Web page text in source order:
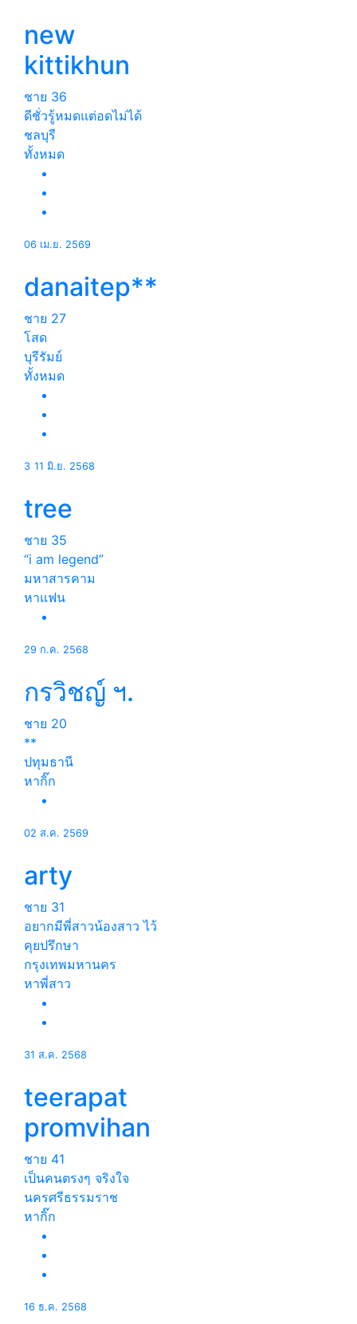
new
kittikhun
ชาย 36
ดีชั่วรู้หมดแต่อดไม่ได้
ชลบุรี
ทั้งหมด
06 เม.ย. 2569
danaitep**
ชาย 27
โสด
บุรีรัมย์
ทั้งหมด
3 11 มิ.ย. 2568
tree
ชาย 35
“i am legend”
มหาสารคาม
หาแฟน
29 ก.ค. 2568
กรวิชญ์ ฯ.
ชาย 20
**
ปทุมธานี
หากิ๊ก
02 ส.ค. 2569
arty
ชาย 31
อยากมีพี่สาวน้องสาว ไว้
คุยปรึกษา
กรุงเทพมหานคร
หาพี่สาว
31 ส.ค. 2568
teerapat
promvihan
ชาย 41
เป็นคนตรงๆ จริงใจ
นครศรีธรรมราช
หากิ๊ก
16 ธ.ค. 2568